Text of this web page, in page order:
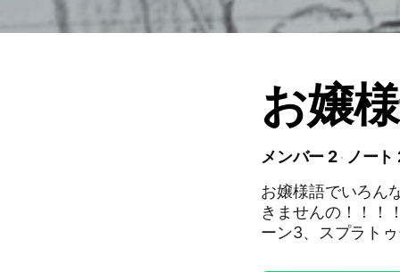
お嬢
メンバー 2
ノート
お嬢様語でいろん
きませんの！！！
ーン3、スプラト